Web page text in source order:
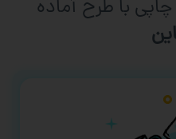
با طرح آماده